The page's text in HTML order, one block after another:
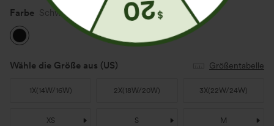
Farbe Schwarz
Wähle die Größe aus (US) Größentabelle
1X(14W/16W) 2X(18W/20W) 3X(22W/24W)
XS S M